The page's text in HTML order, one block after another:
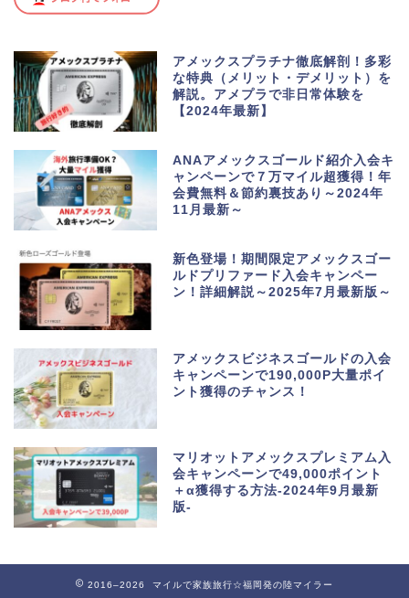
アメックスプラチナ徹底解剖！多彩
な特典（メリット・デメリット）を
解説。アメプラで非日常体験を
【2024年最新】
ANAアメックスゴールド紹介入会キ
ャンペーンで７万マイル超獲得！年
会費無料＆節約裏技あり～2024年
11月最新～
新色登場！期間限定アメックスゴー
ルドプリファード入会キャンペー
ン！詳細解説～2025年7月最新版～
アメックスビジネスゴールドの入会
キャンペーンで190,000P大量ポイ
ント獲得のチャンス！
マリオットアメックスプレミアム入
会キャンペーンで49,000ポイント
＋α獲得する方法-2024年9月最新
版-
2016–2026 マイルで家族旅行☆福岡発の陸マイラー